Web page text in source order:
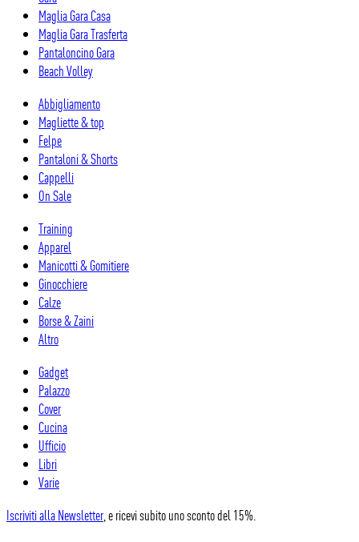
Maglia Gara Casa
Maglia Gara Trasferta
Pantaloncino Gara
Beach Volley
Abbigliamento
Magliette & top
Felpe
Pantaloni & Shorts
Cappelli
On Sale
Training
Apparel
Manicotti & Gomitiere
Ginocchiere
Calze
Borse & Zaini
Altro
Gadget
Palazzo
Cover
Cucina
Ufficio
Libri
Varie
Iscriviti alla Newsletter, e ricevi subito uno sconto del 15%.